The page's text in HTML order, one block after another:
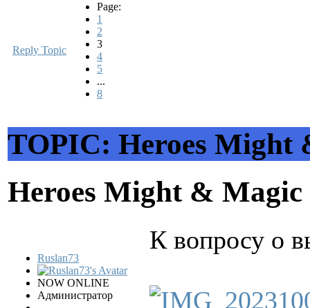
Reply Topic
Page:
1
2
3
4
5
...
8
TOPIC: Heroes
Heroes Might &
Ruslan73
NOW ONLINE
Администратор
К вопросу о